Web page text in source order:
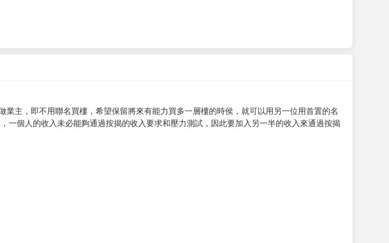
業主，即不用聯名買樓，希望保留將來有能力買多一層樓的時侯，就可以用另一位用首置的名
一個人的收入未必能夠通過按揭的收入要求和壓力測試，因此要加入另一半的收入來通過按揭